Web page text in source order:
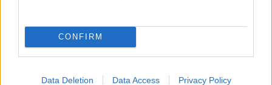
CONFIRM
Data Deletion Data Access Privacy Policy